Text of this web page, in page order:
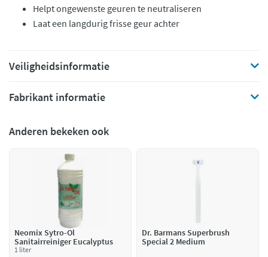
Helpt ongewenste geuren te neutraliseren
Laat een langdurig frisse geur achter
Veiligheidsinformatie
Fabrikant informatie
Anderen bekeken ook
Neomix Sytro-Ol
Sanitairreiniger Eucalyptus
1 liter
Dr. Barmans Superbrush
Special 2 Medium